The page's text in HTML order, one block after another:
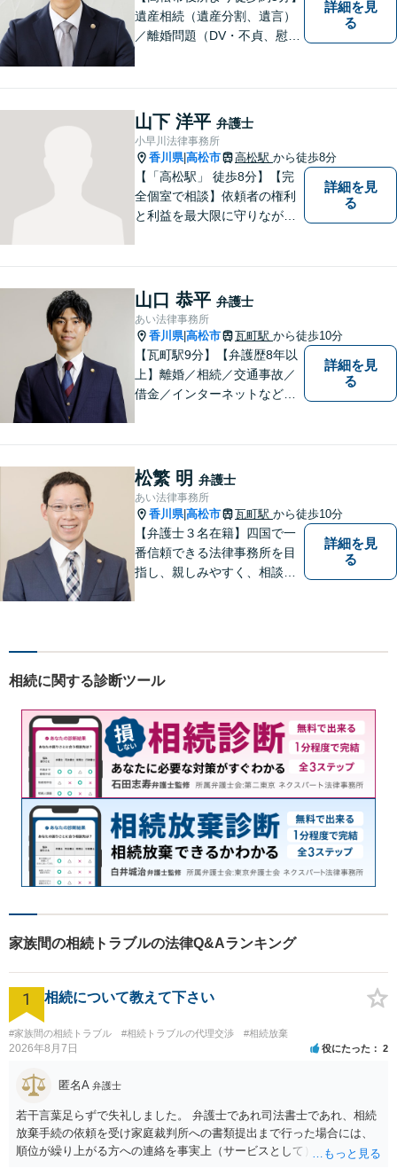
遺産相続（遺産分割、遺言）
／離婚問題（DV・不貞、慰謝
高いリーガルサービスをご提
供します。
詳細を見
る
山下 洋平 弁護士
小早川法律事務所
香川県|高松市 高松駅 から徒歩8分
【「高松駅」 徒歩8分】【完
全個室で相談】依頼者の権利
と利益を最大限に守りなが
見出すお手伝いができれば、
幸いです。お気軽にご相談く
ださい。
詳細を見
る
山口 恭平 弁護士
あい法律事務所
香川県|高松市 瓦町駅 から徒歩10分
【瓦町駅9分】【弁護歴8年以
上】離婚／相続／交通事故／
借金／インターネットなど幅
皆様にとって最善の解決を模
索します。まずはお気軽にご
相談ください。
詳細を見
る
松繁 明 弁護士
あい法律事務所
香川県|高松市 瓦町駅 から徒歩10分
【弁護士３名在籍】四国で一
番信頼できる法律事務所を目
指し、親しみやすく、相談し
詳細を見
る
相続に関する診断ツール
家族間の相続トラブルの法律Q&Aランキング
1 相続について教えて下さい
#家族間の相続トラブル #相続トラブルの代理交渉 #相続放棄
2026年8月7日 役にたった 2
匿名A 弁護士
若干言葉足らずで失礼しました。 弁護士であれ司法書士であれ、相続
放棄手続の依頼を受け家庭裁判所への書類提出まで行った場合には、
順位が繰り上がる方への連絡を事実上（サービスとして）行うことは